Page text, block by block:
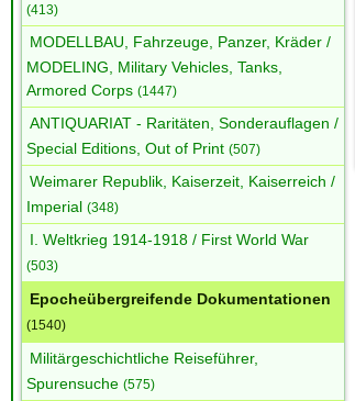
(413)
MODELLBAU, Fahrzeuge, Panzer, Kräder /
MODELING, Military Vehicles, Tanks,
Armored Corps (1447)
ANTIQUARIAT - Raritäten, Sonderauflagen /
Special Editions, Out of Print (507)
Weimarer Republik, Kaiserzeit, Kaiserreich /
Imperial (348)
I. Weltkrieg 1914-1918 / First World War
(503)
Epocheübergreifende Dokumentationen
(1540)
Militärgeschichtliche Reiseführer,
Spurensuche (575)